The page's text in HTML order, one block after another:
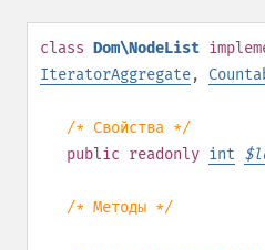
class Dom\NodeList
IteratorAggregate,
/* Свойства */
public readonly int $
/* Методы */